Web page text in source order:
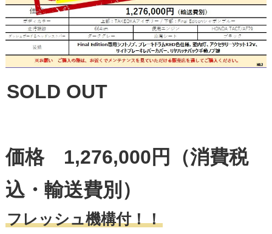
SOLD OUT
価格 1,276,000円（消費税
込・輸送費別）
フレッシュ機構付！！